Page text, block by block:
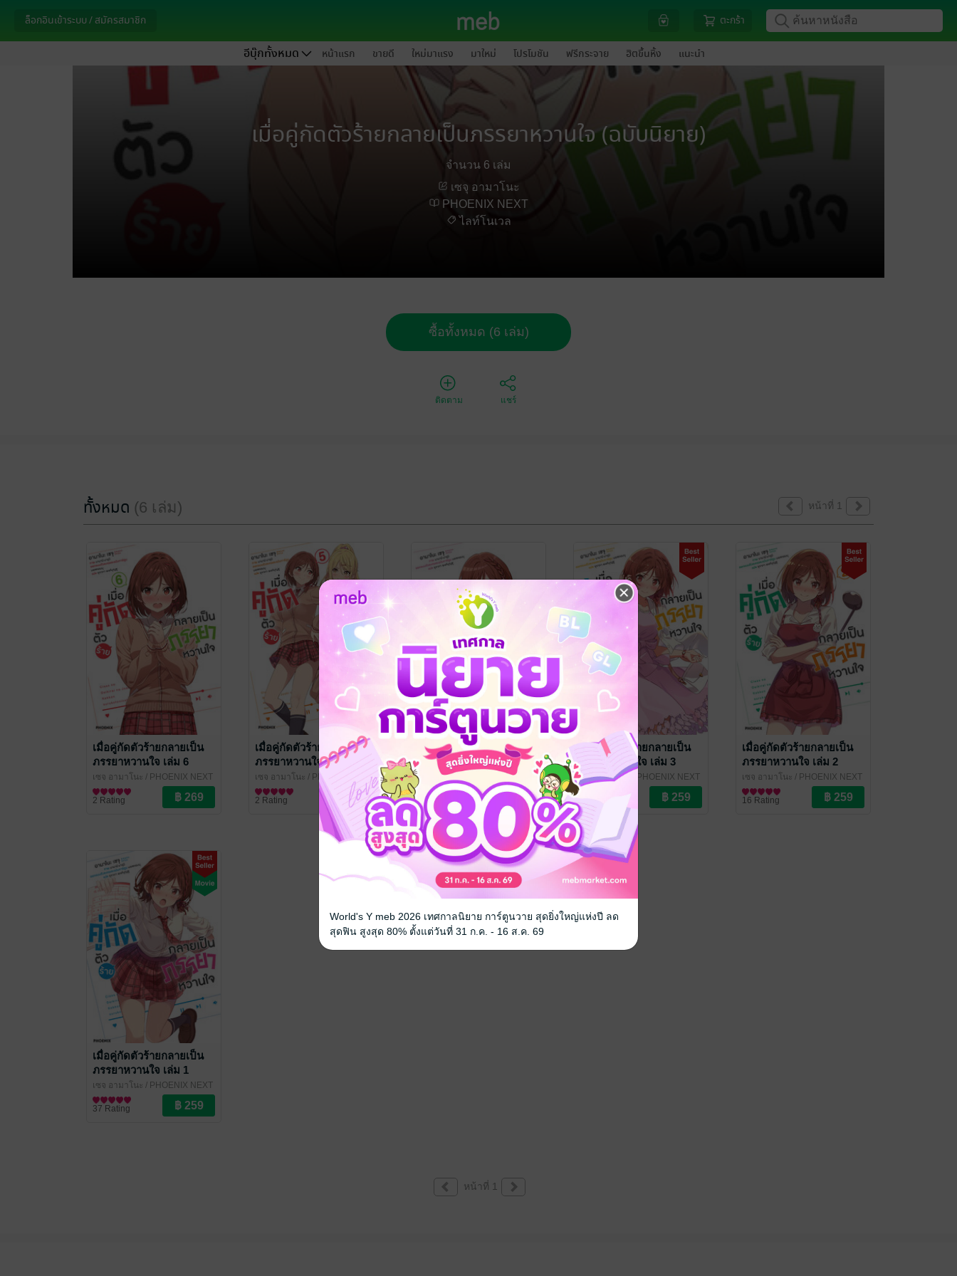
ล็อกอินเข้าระบบ / สมัครสมาชิก ตะกร้า
อีบุ๊กทั้งหมด หน้าแรก ขายดี ใหม่มาแรง มาใหม่ โปรโมชัน ฟรีกระจาย ฮิตขึ้นหิ้ง แนะนำ
เมื่อคู่กัดตัวร้ายกลายเป็นภรรยาหวานใจ (ฉบับนิยาย)
จำนวน 6 เล่ม
เซจุ อามาโนะ
PHOENIX NEXT
ไลท์โนเวล
ซื้อทั้งหมด (6 เล่ม)
ติดตาม แชร์
ทั้งหมด (6 เล่ม) หน้าที่ 1
เมื่อคู่กัดตัวร้ายกลายเป็น
ภรรยาหวานใจ เล่ม 6
(ฉบับนิยาย)
เซจุ อามาโนะ / PHOENIX NEXT
ไลท์โนเวล
2 Rating
เมื่อคู่กัดตัวร้ายกลายเป็น
ภรรยาหวานใจ เล่ม 5
(ฉบับนิยาย)
เซจุ อามาโนะ / PHOENIX NEXT
ไลท์โนเวล
2 Rating
เมื่อคู่กัดตัวร้ายกลายเป็น
ภรรยาหวานใจ เล่ม 4
(ฉบับนิยาย)
เซจุ อามาโนะ
/ PHOENIX NEXT
ไลท์โนเวล
2 Rating
เมื่อคู่กัดตัวร้ายกลายเป็น
ภรรยาหวานใจ เล่ม 3
(ฉบับนิยาย)
เซจุ อามาโนะ
/ PHOENIX NEXT
ไลท์โนเวล
10 Rating
เมื่อคู่กัดตัวร้ายกลายเป็น
ภรรยาหวานใจ เล่ม 2
(ฉบับนิยาย)
เซจุ อามาโนะ / PHOENIX NEXT
ไลท์โนเวล
16 Rating
เมื่อคู่กัดตัวร้ายกลายเป็น
ภรรยาหวานใจ เล่ม 1
(ฉบับนิยาย)
เซจุ อามาโนะ / PHOENIX NEXT
ไลท์โนเวล
37 Rating
หน้าที่ 1
World's Y meb 2026 เทศกาลนิยาย การ์ตูนวาย สุดยิ่งใหญ่แห่งปี ลด
สุดฟิน สูงสุด 80% ตั้งแต่วันที่ 31 ก.ค. - 16 ส.ค. 69